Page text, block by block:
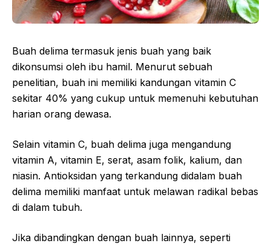
Buah delima termasuk jenis buah yang baik
dikonsumsi oleh ibu hamil. Menurut sebuah
penelitian, buah ini memiliki kandungan vitamin C
sekitar 40% yang cukup untuk memenuhi kebutuhan
harian orang dewasa.
Selain vitamin C, buah delima juga mengandung
vitamin A, vitamin E, serat, asam folik, kalium, dan
niasin. Antioksidan yang terkandung didalam buah
delima memiliki manfaat untuk melawan radikal bebas
di dalam tubuh.
Jika dibandingkan dengan buah lainnya, seperti